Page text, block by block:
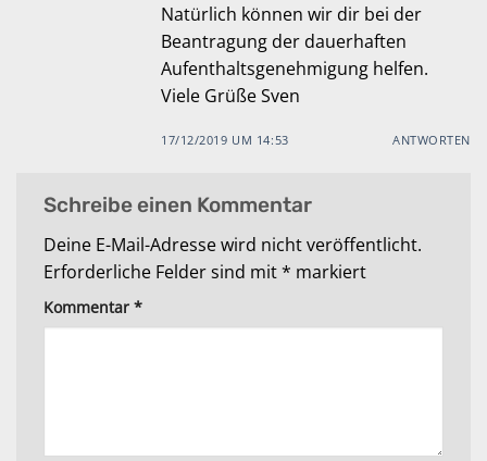
Natürlich können wir dir bei der
Beantragung der dauerhaften
Aufenthaltsgenehmigung helfen.
Viele Grüße Sven
17/12/2019 UM 14:53 ANTWORTEN
Schreibe einen Kommentar
Deine E-Mail-Adresse wird nicht veröffentlicht.
Erforderliche Felder sind mit* markiert
Kommentar *